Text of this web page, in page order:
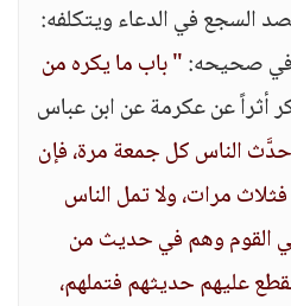
السجع في الدعاء ويتكلفه:
في صحيحه:" باب ما يكره من
أثراً عن عكرمة عن ابن عباس
الناس كل جمعة مرة، فإن
مرات، ولا تمل الناس
القوم وهم في حديث من
عليهم حديثهم فتملهم،